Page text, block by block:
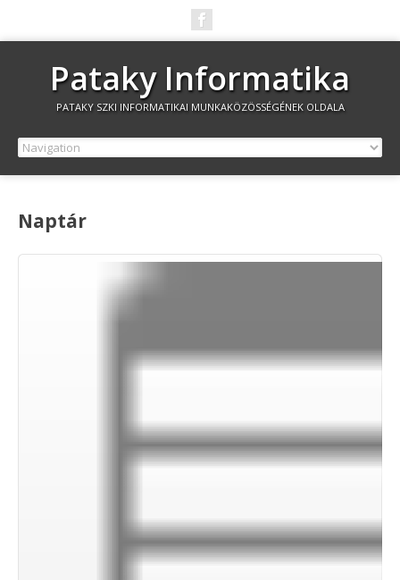
Pataky Informatika
PATAKY SZKI INFORMATIKAI MUNKAKÖZÖSSÉGÉNEK OLDALA
Naptár